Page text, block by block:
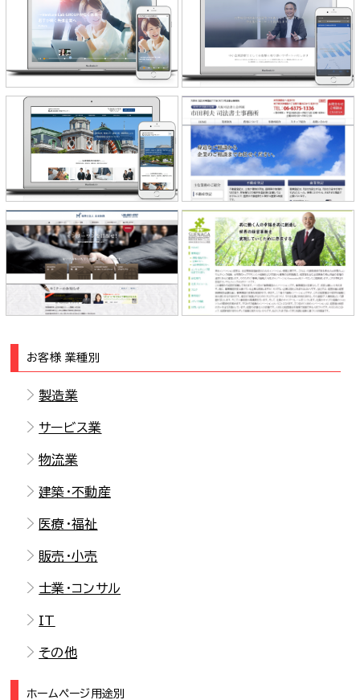
ベンチャーラボ・ホールディングス
株式会社 様
合同会社瓦林研究室 様
株式会社中央プランナー 様 市田利夫 司法書士事務所 様
税理士法人 未来財務 様
株式会社 末永イノベーション経営
様
お客様 業種別
製造業
サービス業
物流業
建築・不動産
医療・福祉
販売・小売
士業・コンサル
IT
その他
ホームページ用途別